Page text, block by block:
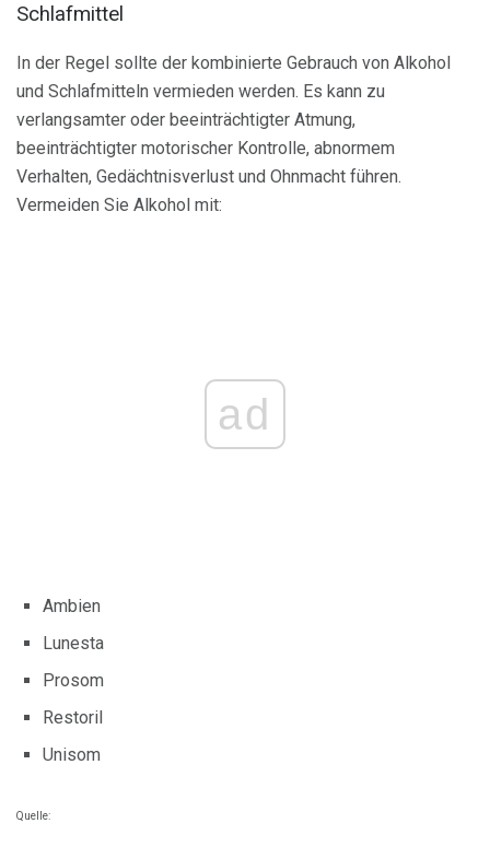
Schlafmittel
In der Regel sollte der kombinierte Gebrauch von Alkohol
und Schlafmitteln vermieden werden. Es kann zu
verlangsamter oder beeinträchtigter Atmung,
beeinträchtigter motorischer Kontrolle, abnormem
Verhalten, Gedächtnisverlust und Ohnmacht führen.
Vermeiden Sie Alkohol mit:
ad
Ambien
Lunesta
Prosom
Restoril
Unisom
Quelle: